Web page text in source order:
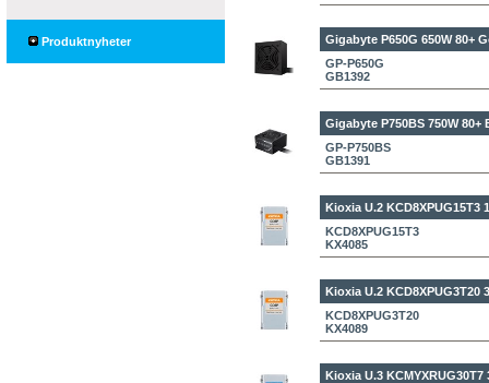
Produktnyheter Gigabyte P650G 650W80+
GP-P650G
GB1392
Gigabyte P750BS 750W80+
GP-P750BS
GB1391
Kioxia U.2 KCD8XPUG15T3
KCD8XPUG15T3
KX4085
Kioxia U.2 KCD8XPUG3T20
KCD8XPUG3T20
KX4089
Kioxia U.3 KCMYXRUG30T7